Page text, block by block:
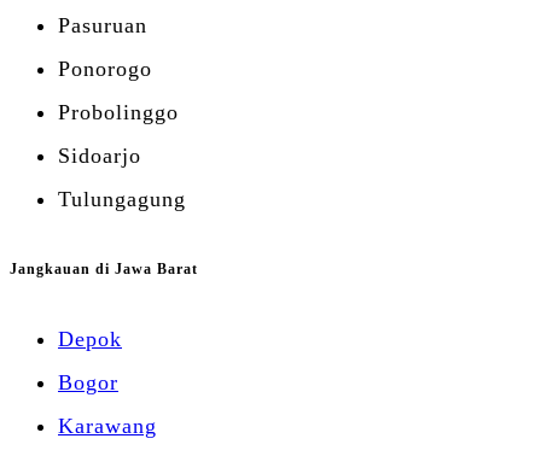
Pasuruan
Ponorogo
Probolinggo
Sidoarjo
Tulungagung
Jangkauan di Jawa Barat
Depok
Bogor
Karawang